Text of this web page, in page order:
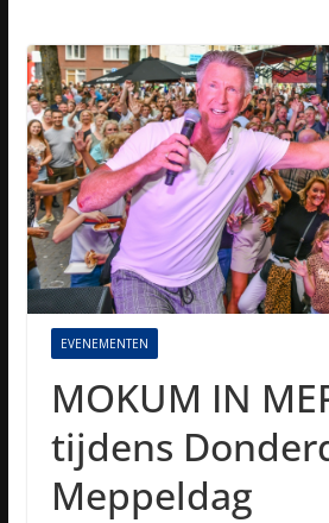
EVENEMENTEN
MOKUM IN
tijdens
Meppeldag